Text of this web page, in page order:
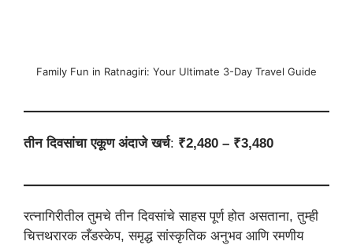
Family Fun in Ratnagiri: Your Ultimate 3-Day Travel Guide
तीन दिवसांचा एकूण अंदाजे खर्च: ₹2,480 – ₹3,480
रत्नागिरीतील तुमचे तीन दिवसांचे साहस पूर्ण होत असताना, तुम्ही
चित्तथरारक लँडस्केप, समृद्ध सांस्कृतिक अनुभव आणि रमणीय